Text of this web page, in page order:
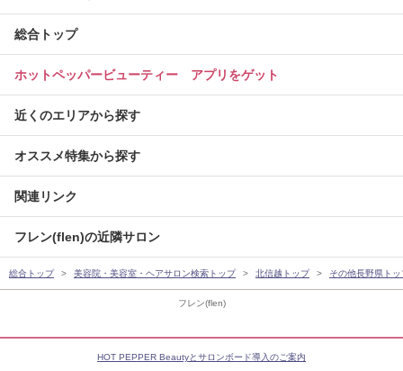
フレン(flen)
総合トップ
ホットペッパービューティー アプリをゲット
近くのエリアから探す
オススメ特集から探す
関連リンク
フレン(flen)の近隣サロン
総合トップ 美容院・美容室・ヘアサロン検索トップ 北信越トップ その他長野県トッ
HOT PEPPER Beautyとサロンボード導入のご案内